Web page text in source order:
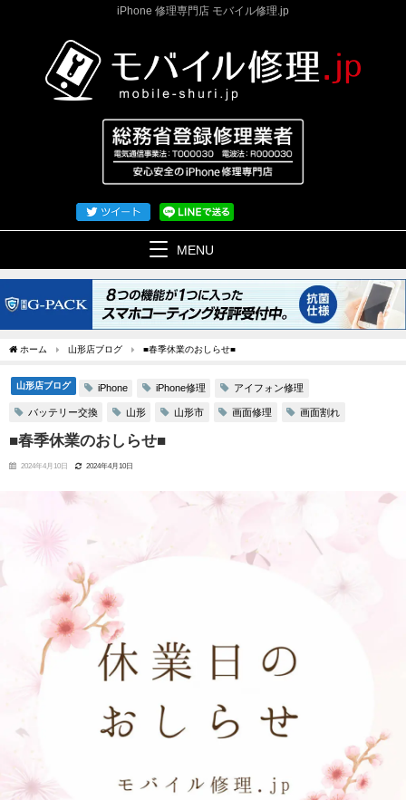
iPhone 修理専門店 モバイル修理.jp
MENU
ホーム 山形店ブログ ■春季休業のおしらせ■
山形店ブログ iPhone iPhone修理 アイフォン修理
バッテリー交換 山形 山形市 画面修理 画面割れ
■春季休業のおしらせ■
2024年4月10日 2024年4月10日